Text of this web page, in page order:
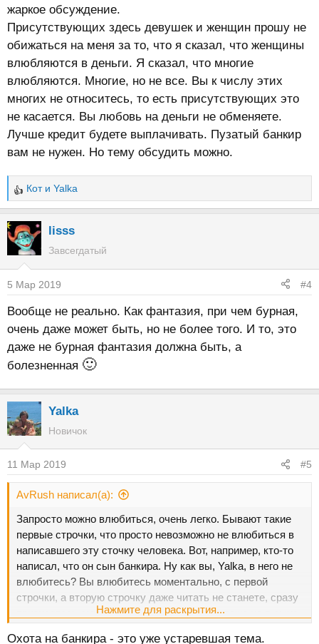
жаркое обсуждение.
Присутствующих здесь девушек и женщин прошу не
обижаться на меня за то, что я сказал, что женщины
влюбляются в деньги. Я сказал, что многие
влюбляются. Многие, но не все. Вы к числу этих
многих не относитесь, то есть присутствующих это
не касается. Вы любовь на деньги не обменяете.
Лучше кредит будете выплачивать. Пузатый банкир
вам не нужен. Но тему обсудить можно.
Р
е
а
к
ц
и
и
:
Коти Yalka
lisss
Завсегдатый
5 Мар 2019 #4
Вообще не реально. Как фантазия, при чем бурная,
очень даже может быть, но не более того. И то, это
даже не бурная фантазия должна быть, а
болезненная 🙂
Yalka
Новичок
11 Мар 2019 #5
AvRush написал(а):
Запросто можно влюбиться, очень легко. Бывают такие
первые строчки, что просто невозможно не влюбиться в
написавшего эту сточку человека. Вот, например, кто-то
написал, что он сын банкира. Ну как вы, Yalka, в него не
влюбитесь? Вы влюбитесь моментально, с первой
строчки, а вторую строчку даже читать не станете, сразу
признаетесь ему в любви. Вы влюбитесь даже не в сына,
Нажмите для раскрытия...
Охота на банкира - это уже устаревшая тема.